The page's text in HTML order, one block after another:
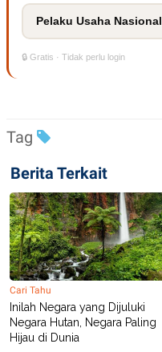
I
I
G
K
I
.
I
D
SITEMAPPROFILETERM
OF
USE
PEDOMAN
PEMBERITAAN
SIBER
PRIVACY
Pelaku Usaha Nasional
🔒 Gratis · Tidak perlu login
Tag
Berita Terkait
Cari Tahu
Inilah Negara yang Dijuluki
Negara Hutan, Negara Paling
Hijau di Dunia